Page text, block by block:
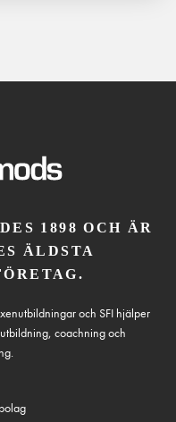
1898 OCH ÄR
ÄLDSTA
och SFI hjälper
coachning och